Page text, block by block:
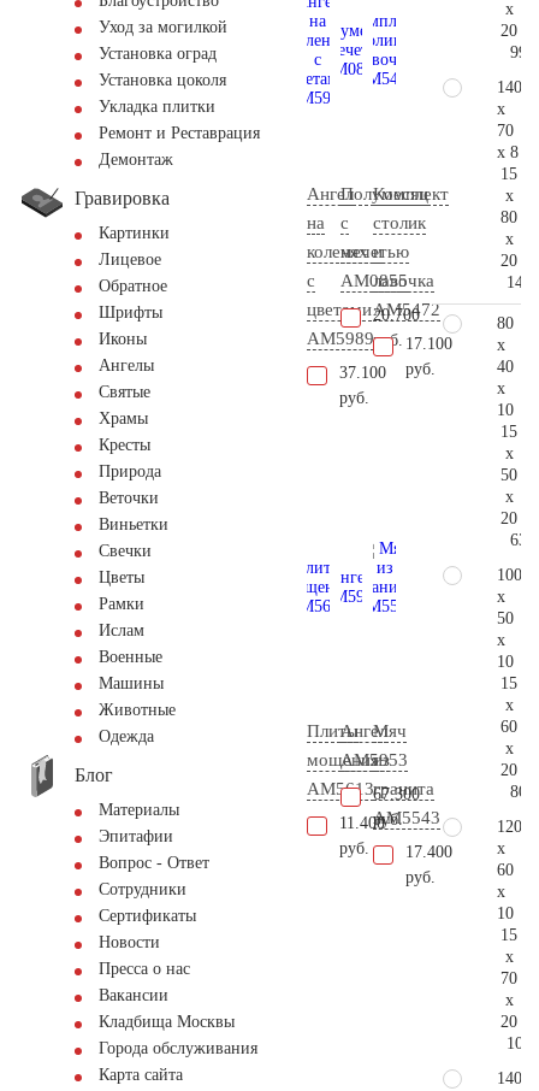
Уход за могилкой
Установка оград
Установка цоколя
Укладка плитки
Ремонт и Реставрация
Демонтаж
Гравировка
Картинки
Лицевое
Обратное
Шрифты
Иконы
Ангелы
Святые
Храмы
Кресты
Природа
Веточки
Виньетки
Свечки
Цветы
Рамки
Ислам
Военные
Машины
Животные
Одежда
Блог
Материалы
Эпитафии
Вопрос - Ответ
Сотрудники
Сертификаты
Новости
Пресса о нас
Вакансии
Кладбища Москвы
Города обслуживания
Карта сайта
Ангел
на
коленях
с
цветами
AM5989
37.100
руб.
Полумесяц
с
мечетью
AM0855
20.700
руб.
Комплект
столик
и
лавочка
АМ5472
17.100
руб.
Плиты
мощения
AM5613
11.400
руб.
Ангел
AM5953
67.300
руб.
Мяч
из
гранита
AM5543
17.400
руб.
x
20
140
x
70
x 8
15
x
80
x
20
80
x
40
x
10
15
x
50
x
20
100
x
50
x
10
15
x
60
x
20
120
x
60
x
10
15
x
70
x
20
140